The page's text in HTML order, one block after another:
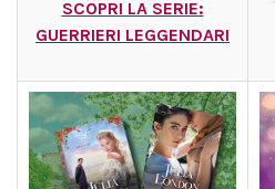
SCOPRI LA SERIE:
GUERRIERI LEGGENDARI